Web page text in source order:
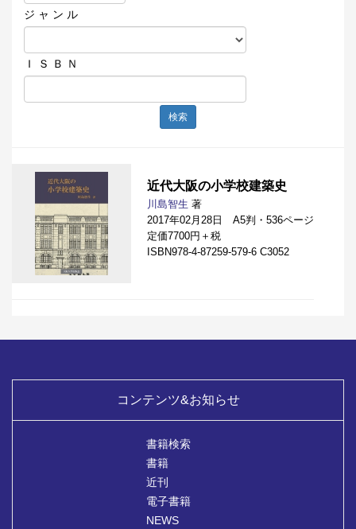
ジ ャ ン ル
Ｉ Ｓ Ｂ Ｎ
検索
近代大阪の小学校建築史
川島智生 著
2017年02月28日 A5判・536ページ
定価7700円＋税
ISBN978-4-87259-579-6 C3052
コンテンツ&お知らせ
書籍検索
書籍
近刊
電子書籍
NEWS